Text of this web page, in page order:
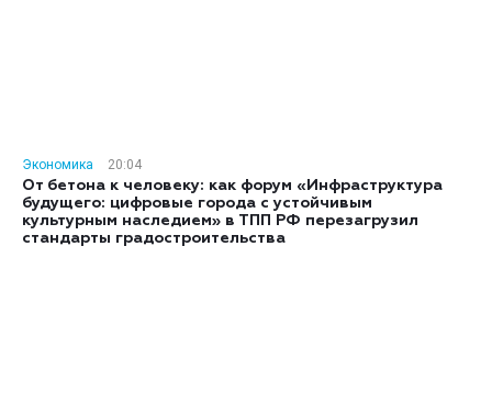
Экономика
20:04
От бетона к человеку: как форум «Инфраструктура
будущего: цифровые города с устойчивым
культурным наследием» в ТПП РФ перезагрузил
стандарты градостроительства